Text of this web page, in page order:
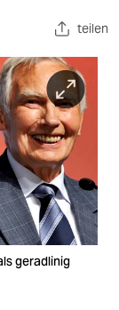
teilen
geradlinig